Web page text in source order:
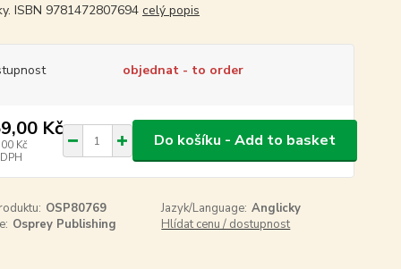
ISBN 9781472807694 celý popis
objednat - to order
Kč
Kč
Do košíku - Add to basket
OSP80769 Jazyk/Language: Anglicky
Osprey Publishing Hlídat cenu / dostupnost